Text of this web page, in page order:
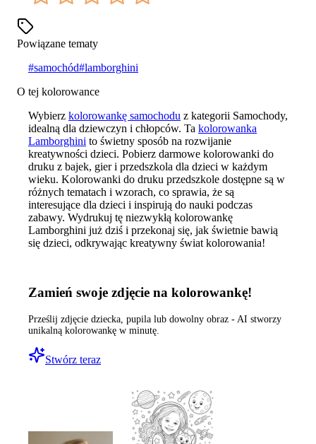
Powiązane tematy
#samochód#lamborghini
O tej kolorowance
Wybierz kolorowankę samochodu z kategorii Samochody,
idealną dla dziewczyn i chłopców. Ta kolorowanka
Lamborghini to świetny sposób na rozwijanie
kreatywności dzieci. Pobierz darmowe kolorowanki do
druku z bajek, gier i przedszkola dla dzieci w każdym
wieku. Kolorowanki do druku przedszkole dostępne są w
różnych tematach i wzorach, co sprawia, że są
interesujące dla dzieci i inspirują do nauki podczas
zabawy. Wydrukuj tę niezwykłą kolorowankę
Lamborghini już dziś i przekonaj się, jak świetnie bawią
się dzieci, odkrywając kreatywny świat kolorowania!
Zamień swoje zdjęcie na kolorowankę!
Prześlij zdjęcie dziecka, pupila lub dowolny obraz - AI stworzy
unikalną kolorowankę w minutę.
Stwórz teraz